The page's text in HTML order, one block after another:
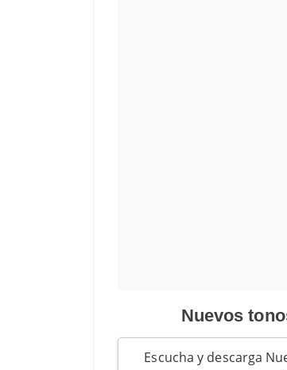
Nuevos
Escucha y descarga